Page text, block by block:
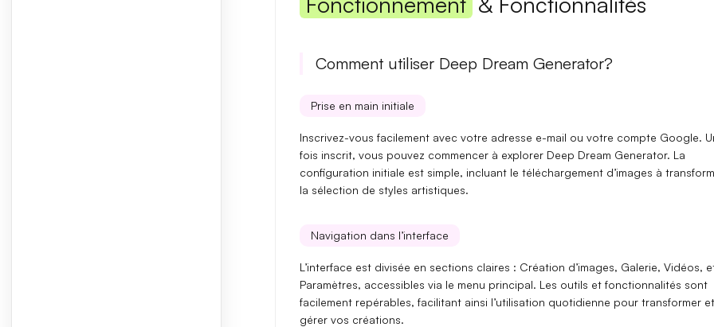
Se souvenir de moi Mot de passe oublié ?
Vous n'avez pas encore de compte ?S'inscrire
Comment utiliser Deep Dream Generator?
Prise en main initiale
Inscrivez-vous facilement avec votre adresse e-mail ou votre compte Google.
fois inscrit, vous pouvez commencer à explorer Deep Dream Generator. La
configuration initiale est simple, incluant le téléchargement d’images à
la sélection de styles artistiques.
Navigation dans l’interface
L’interface est divisée en sections claires : Création d’images, Galerie, Vidéos,
Paramètres, accessibles via le menu principal. Les outils et fonctionnalités sont
facilement repérables, facilitant ainsi l’utilisation quotidienne pour transformer et
gérer vos créations.